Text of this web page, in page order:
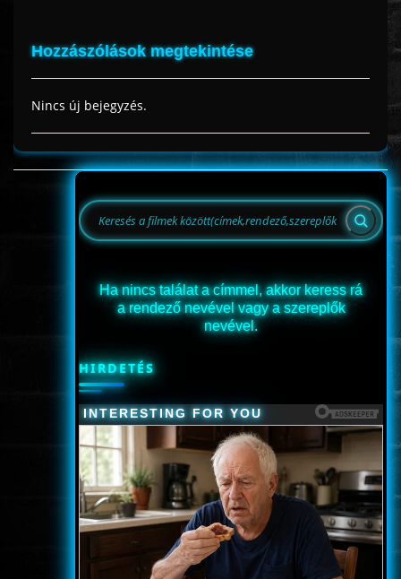
Hozzászólások megtekintése
Nincs új bejegyzés.
Ha nincs találat a címmel, akkor keress rá
a rendező nevével vagy a szereplők
nevével.
HIRDETÉS